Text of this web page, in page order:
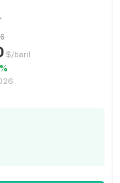
$/baril